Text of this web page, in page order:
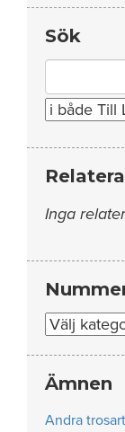
Sök
for:
Inga
Nummer
Ämnen
Andra